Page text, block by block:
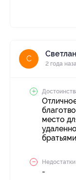
С
2 года
место
Недостатки
-